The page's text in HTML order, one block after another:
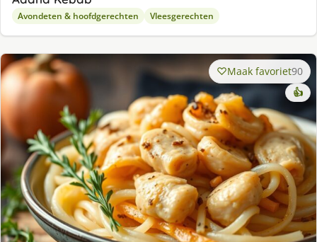
Avondeten & hoofdgerechten Vleesgerechten
Maak favoriet90
👍